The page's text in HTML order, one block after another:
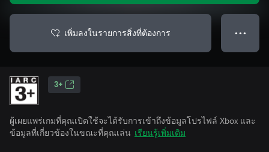
เพิ่มลงในรายการสิ่งที่ต้องการ ● ● ●
3+
ผู้เผยแพร่เกมที่คุณเปิดใช้จะได้รับการเข้าถึงข้อมูลโปรไฟล์ Xbox และ
ข้อมูลที่เกี่ยวข้องในขณะที่คุณเล่น เรียนรู้เพิ่มเติม